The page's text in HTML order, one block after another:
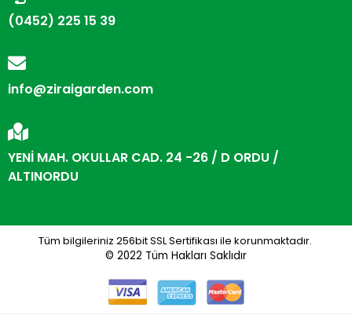
(0452) 225 15 39
info@ziraigarden.com
YENİ MAH. OKULLAR CAD. 24 -26 / D ORDU /
ALTINORDU
Tüm bilgileriniz 256bit SSL Sertifikası ile korunmaktadır.
© 2022 Tüm Hakları Saklıdır